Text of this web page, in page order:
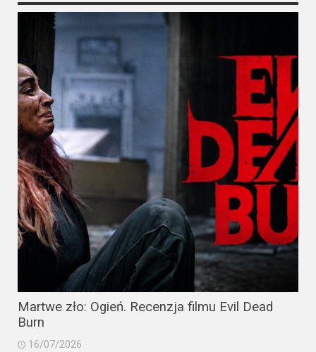
Martwe zło: Ogień. Recenzja filmu Evil Dead
Burn
16/07/2026